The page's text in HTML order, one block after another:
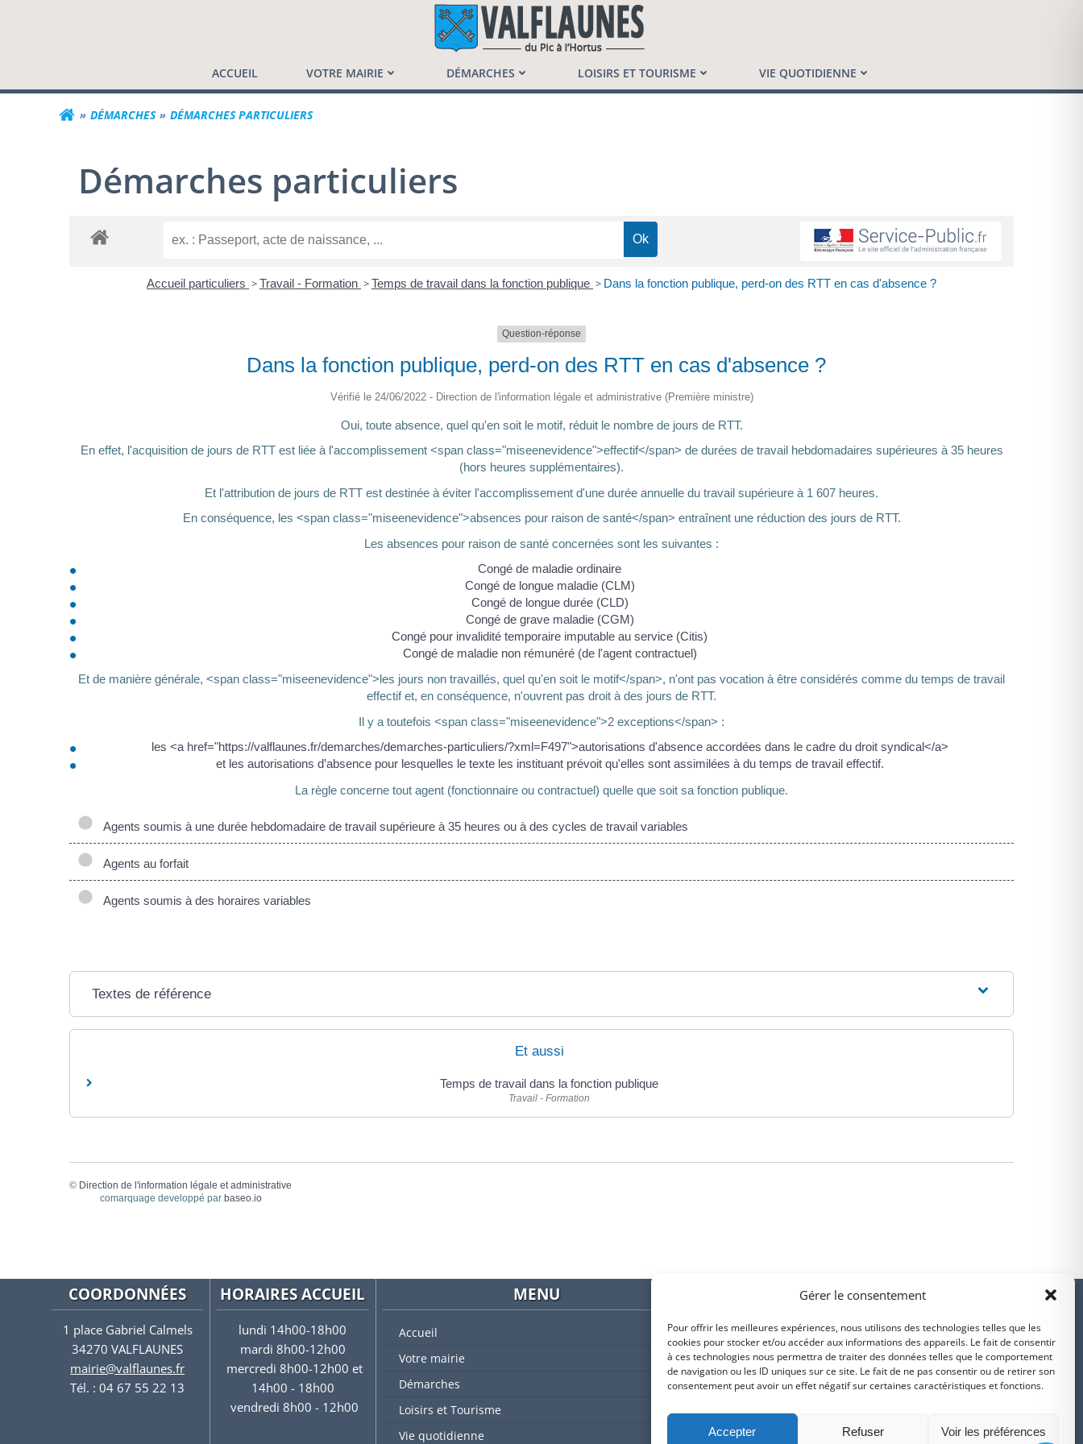
Gérer le consentement
Pour offrir les meilleures expériences, nous utilisons des technologies telles que les
cookies pour stocker et/ou accéder aux informations des appareils. Le fait de consentir
à ces technologies nous permettra de traiter des données telles que le comportement
de navigation ou les ID uniques sur ce site. Le fait de ne pas consentir ou de retirer son
consentement peut avoir un effet négatif sur certaines caractéristiques et fonctions.
Accepter Refuser Voir les préférences
Commune de Valflaunès
ACCUEIL VOTRE MAIRIE DÉMARCHES LOISIRS ET TOURISME VIE QUOTIDIENNE
DÉMARCHES DÉMARCHES PARTICULIERS
Démarches particuliers
Accueil particuliers >Travail - Formation >Temps de travail dans la fonction publique > Dans la fonction publique, perd-on des RTT en cas d'absence ?
Question-réponse
Dans la fonction publique, perd-on des RTT en cas d'absence ?
Vérifié le 24/06/2022 - Direction de l'information légale et administrative (Première ministre)
Oui, toute absence, quel qu'en soit le motif, réduit le nombre de jours de RTT.
En effet, l'acquisition de jours de RTT est liée à l'accomplissement <span class="miseenevidence">effectif</span> de durées de travail hebdomadaires supérieures à 35 heures
(hors heures supplémentaires).
Et l'attribution de jours de RTT est destinée à éviter l'accomplissement d'une durée annuelle du travail supérieure à 1 607 heures.
En conséquence, les <span class="miseenevidence">absences pour raison de santé</span> entraînent une réduction des jours de RTT.
Les absences pour raison de santé concernées sont les suivantes :
Congé de maladie ordinaire
Congé de longue maladie (CLM)
Congé de longue durée (CLD)
Congé de grave maladie (CGM)
Congé pour invalidité temporaire imputable au service (Citis)
Congé de maladie non rémunéré (de l'agent contractuel)
Et de manière générale, <span class="miseenevidence">les jours non travaillés, quel qu'en soit le motif</span>, n'ont pas vocation à être considérés comme du temps de travail
effectif et, en conséquence, n'ouvrent pas droit à des jours de RTT.
Il y a toutefois <span class="miseenevidence">2 exceptions</span> :
les <a href="https://valflaunes.fr/demarches/demarches-particuliers/?xml=F497">autorisations d'absence accordées dans le cadre du droit syndical</a>
et les autorisations d’absence pour lesquelles le texte les instituant prévoit qu'elles sont assimilées à du temps de travail effectif.
La règle concerne tout agent (fonctionnaire ou contractuel) quelle que soit sa fonction publique.
Agents soumis à une durée hebdomadaire de travail supérieure à 35 heures ou à des cycles de travail variables
Agents au forfait
Agents soumis à des horaires variables
Textes de référence
Et aussi
Temps de travail dans la fonction publique
Travail - Formation
© Direction de l'information légale et administrative
comarquage developpé par baseo.io
COORDONNÉES
1 place Gabriel Calmels
34270 VALFLAUNES
mairie@valflaunes.fr
Tél. : 04 67 55 22 13
HORAIRES ACCUEIL
lundi 14h00-18h00
mardi 8h00-12h00
mercredi 8h00-12h00 et
14h00 - 18h00
vendredi 8h00 - 12h00
MENU
Accueil
Votre mairie
Démarches
Loisirs et Tourisme
Vie quotidienne
PARTENAIRES
Suivez-nous sur